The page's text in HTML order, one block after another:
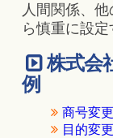
人間関係、
ら慎重に設定
株式会
例
商号変
目的変更